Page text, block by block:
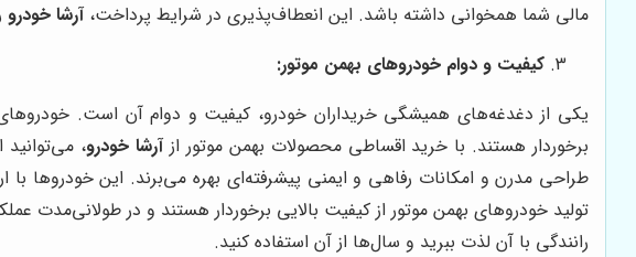
مالی شما همخوانی داشته باشد. این انعطاف‌پذیری در شرایط پرداخت،آرشا خودرو
کیفیت و دوام خودروهای بهمن موتور:
یکی از دغدغه‌های همیشگی خریداران خودرو، کیفیت و دوام آن است. خودروهای
برخوردار هستند. با خرید اقساطی محصولات بهمن موتور ازآرشا خودرو،
طراحی مدرن و امکانات رفاهی و ایمنی پیشرفته‌ای بهره می‌برند. این خودروها با
تولید خودروهای بهمن موتور از کیفیت بالایی برخوردار هستند و در طولانی‌مدت
رانندگی با آن لذت ببرید و سال‌ها از آن استفاده کنید.